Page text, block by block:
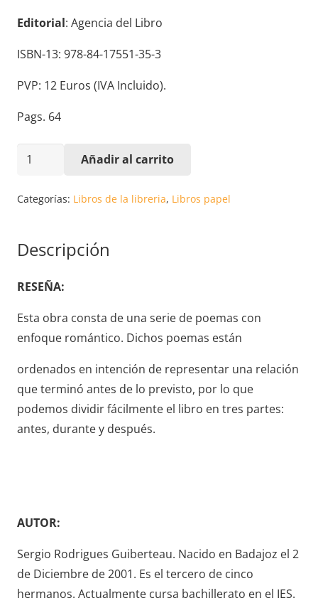
Editorial: Agencia del Libro
ISBN-13: 978-84-17551-35-3
PVP: 12 Euros (IVA Incluido).
Pags. 64
FUEGO
SERGIO
cantidad
Añadir al carrito
Categorías: Libros de la libreria, Libros papel
Descripción
RESEÑA:
Esta obra consta de una serie de poemas con
enfoque romántico. Dichos poemas están
ordenados en intención de representar una relación
que terminó antes de lo previsto, por lo que
podemos dividir fácilmente el libro en tres partes:
antes, durante y después.
AUTOR:
Sergio Rodrigues Guiberteau. Nacido en Badajoz el 2
de Diciembre de 2001. Es el tercero de cinco
hermanos. Actualmente cursa bachillerato en el IES.